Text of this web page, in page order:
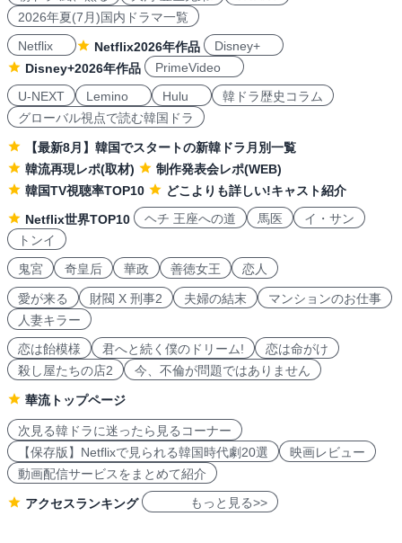
2026年夏(7月)国内ドラマ一覧
Netflix
Netflix2026年作品
Disney+
Disney+2026年作品
PrimeVideo
U-NEXT
Lemino Hulu
韓ドラ歴史コラム
グローバル視点で読む韓国ドラ
【最新8月】韓国でスタートの新韓ドラ月別一覧
韓流再現レポ(取材)
制作発表会レポ(WEB)
韓国TV視聴率TOP10
どこよりも詳しい!キャスト紹介
Netflix世界TOP10
ヘチ 王座への道 馬医
イ・サン
トンイ
鬼宮
奇皇后 華政 善徳女王 恋人
愛が来る 財閥 X 刑事2 夫婦の結末
マンションのお仕事
人妻キラー
恋は飴模様
君へと続く僕のドリーム!
恋は命がけ
殺し屋たちの店2
今、不倫が問題ではありません
華流トップページ
次見る韓ドラに迷ったら見るコーナー
【保存版】Netflixで見られる韓国時代劇20選
映画レビュー
動画配信サービスをまとめて紹介
アクセスランキング もっと見る>>